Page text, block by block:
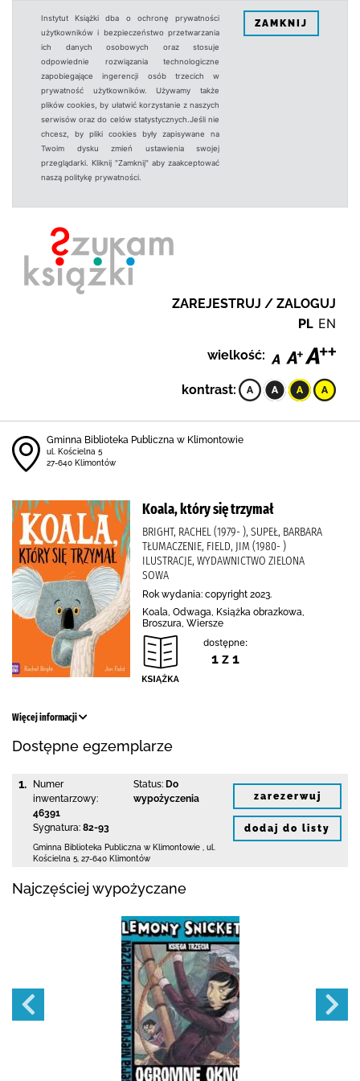
Instytut Książki dba o ochronę prywatności
użytkowników i bezpieczeństwo przetwarzania
ich danych osobowych oraz stosuje
odpowiednie rozwiązania technologiczne
zapobiegające ingerencji osób trzecich w
prywatność użytkowników. Używamy także
plików cookies, by ułatwić korzystanie z naszych
serwisów oraz do celów statystycznych.Jeśli nie
chcesz, by pliki cookies były zapisywane na
Twoim dysku zmień ustawienia swojej
przeglądarki. Kliknij "Zamknij" aby zaakceptować
naszą politykę prywatności.
ZAMKNIJ
ZAREJESTRUJ / ZALOGUJ
PL EN
wielkość:
kontrast:
Gminna Biblioteka Publiczna w Klimontowie
ul. Kościelna 5
27-640 Klimontów
Koala, który się trzymał
BRIGHT, RACHEL (1979- ), SUPEŁ, BARBARA
TŁUMACZENIE, FIELD, JIM (1980- )
ILUSTRACJE, WYDAWNICTWO ZIELONA
SOWA
Rok wydania: copyright 2023.
Koala, Odwaga, Książka obrazkowa,
Broszura, Wiersze
dostępne:
1 z 1
Więcej informacji
Dostępne egzemplarze
1.
Numer
inwentarzowy:
46391
Sygnatura: 82-93
Status: Do
wypożyczenia
Gminna Biblioteka Publiczna w Klimontowie
ul.
Kościelna 5 27-640 Klimontów
zarezerwuj
dodaj do listy
Najczęściej wypożyczane